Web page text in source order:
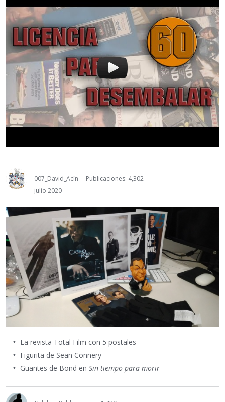
007_David_Acín
Publicaciones: 4,302
julio 2020
La revista Total Film con 5 postales
Figurita de Sean Connery
Guantes de Bond en Sin tiempo para morir